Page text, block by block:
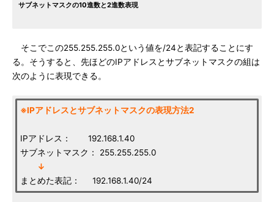
サブネットマスクの10進数と2進数表現
そこでこの255.255.255.0という値を/24と表記することにす
る。そうすると、先ほどのIPアドレスとサブネットマスクの組は
次のように表現できる。
※IPアドレスとサブネットマスクの表現方法2
IPアドレス： 192.168.1.40
サブネットマスク： 255.255.255.0
↓
まとめた表記： 192.168.1.40/24